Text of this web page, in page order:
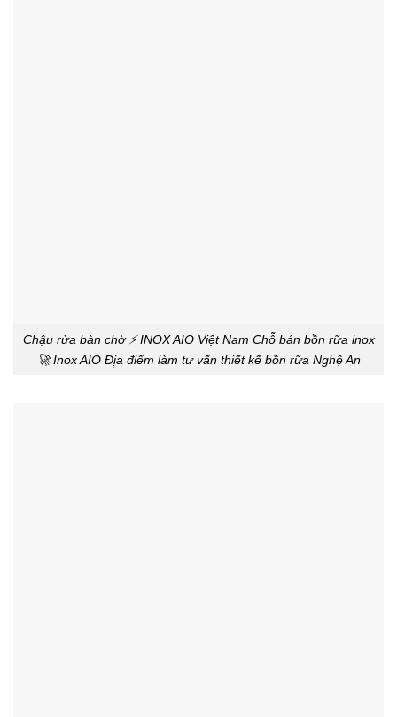
Chậu rửa bàn chờ ⚡ INOX AIO Việt Nam Chỗ bán bồn rữa inox
🚀 Inox AIO Đị̣a điểm làm tư vấn thiết kế bồn rữa Nghệ An